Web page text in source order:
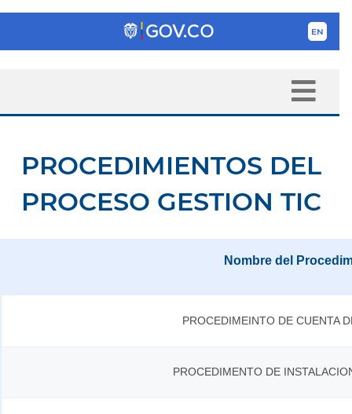
PROCEDIMIENTOS DEL
PROCESO GESTION TIC
Nombre del
PROCEDIMEINTO DE CUENTA
PROCEDIMENTO DE